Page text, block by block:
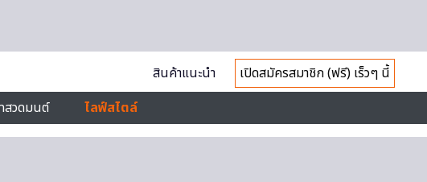
สินค้าแนะนำ
เปิดสมัครสมาชิก (ฟรี) เร็วๆ นี้
สวดมนต์ ไลฟ์สไตล์